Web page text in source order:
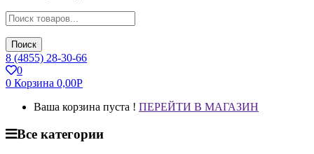
Поиск
8 (4855) 28-30-66
0
0 Корзина 0,00Р
Ваша корзина пуста ! ПЕРЕЙТИ В МАГАЗИН
Все категории